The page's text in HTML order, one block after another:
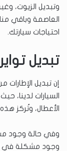
وتبديل الزيوت،
العاصمة وباقي
احتياجات سيارتك.
تبديل تواير
إن تبديل
السيارات لدينا،
الأعطال، وتُركز
وفي حالة وجود
وجود مشكلة في